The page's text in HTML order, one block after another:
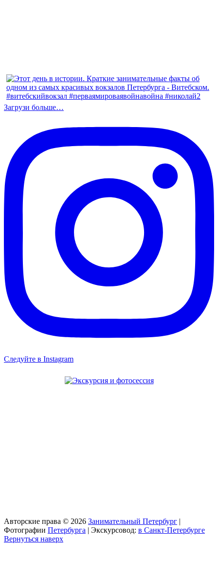
Загрузи больше…
Следуйте в Instagram
Авторские права © 2026 Занимательный Петербург |
Фотографии Петербурга | Экскурсовод: в Санкт-Петербурге
Вернуться наверх